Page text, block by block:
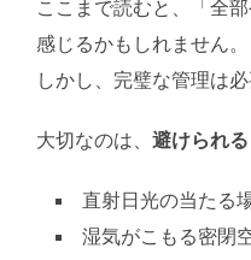
ここまで読むと、「全
感じるかもしれません。
しかし、完璧な管理は必
大切なのは、 避けられ
直射日光の当たる
湿気がこもる密閉